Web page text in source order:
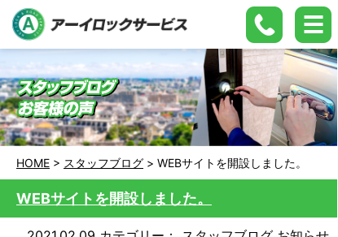
HOME > スタッフブログ > WEBサイトを開設しました。
WEBサイトを開設しました。